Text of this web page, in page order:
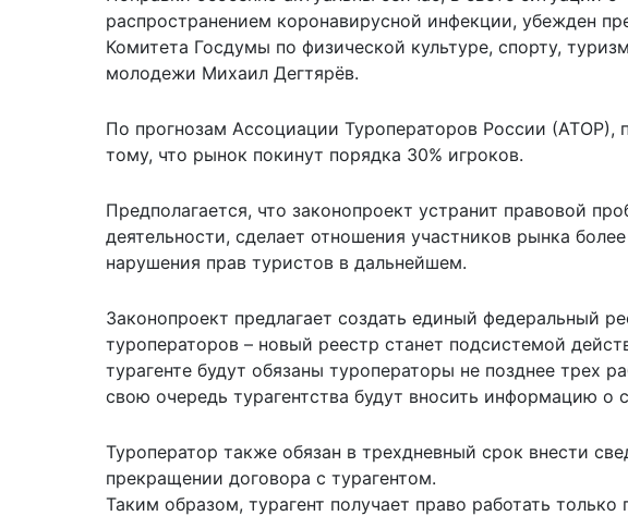
распространением коронавирусной инфекции, убежден
Комитета Госдумы по физической культуре, спорту,
молодежи Михаил Дегтярёв.
По прогнозам Ассоциации Туроператоров России (АТОР),
тому, что рынок покинут порядка 30% игроков.
Предполагается, что законопроект устранит правовой
деятельности, сделает отношения участников рынка
нарушения прав туристов в дальнейшем.
Законопроект предлагает создать единый федеральный
туроператоров – новый реестр станет подсистемой
турагенте будут обязаны туроператоры не позднее трех
свою очередь турагентства будут вносить информацию о
Туроператор также обязан в трехдневный срок внести
прекращении договора с турагентом.
Таким образом, турагент получает право работать